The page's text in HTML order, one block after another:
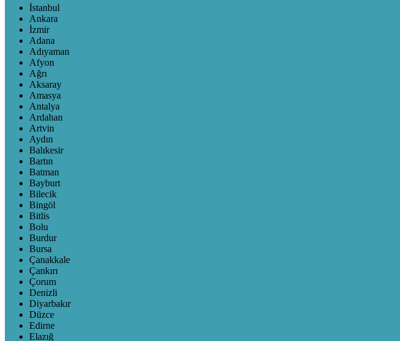
İstanbul
Ankara
İzmir
Adana
Adıyaman
Afyon
Ağrı
Aksaray
Amasya
Antalya
Ardahan
Artvin
Aydın
Balıkesir
Bartın
Batman
Bayburt
Bilecik
Bingöl
Bitlis
Bolu
Burdur
Bursa
Çanakkale
Çankırı
Çorum
Denizli
Diyarbakır
Düzce
Edirne
Elazığ